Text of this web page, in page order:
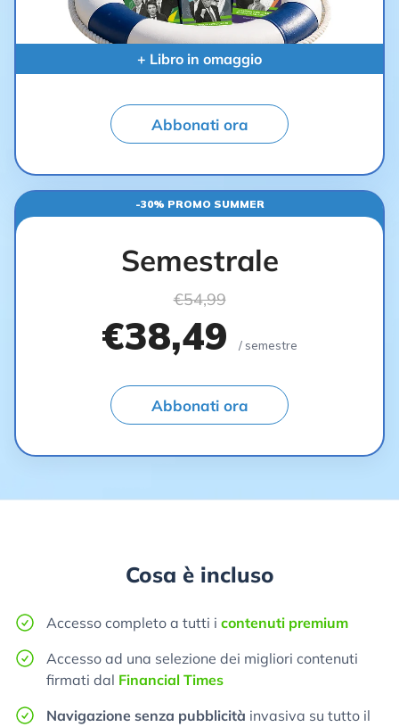
+ Libro in omaggio
Abbonati ora
-30% PROMO SUMMER
Semestrale
€54,99
€38,49 / semestre
Abbonati ora
Cosa è incluso
Accesso completo a tutti i contenuti premium
Accesso ad una selezione dei migliori contenuti
firmati dal Financial Times
Navigazione senza pubblicità invasiva su tutto il